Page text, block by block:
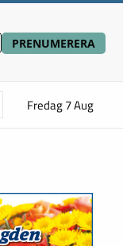
PRENUMERERA
Fredag 7 Aug